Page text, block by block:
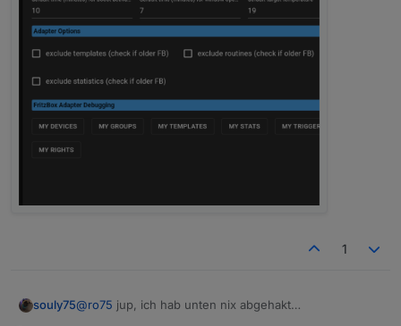
1
souly75@ro75 jup, ich hab unten nix abgehakt